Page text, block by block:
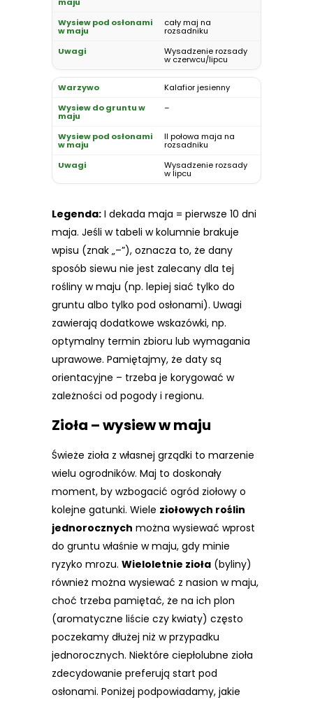
cały maj na
rozsadniku
Wysadzenie rozsady
w czerwcu/lipcu
Kalafior jesienny
–
II połowa maja na
rozsadniku
Wysadzenie rozsady
w lipcu
Legenda: I dekada maja = pierwsze 10 dni
maja. Jeśli w tabeli w kolumnie brakuje
wpisu (znak „–”), oznacza to, że dany
sposób siewu nie jest zalecany dla tej
rośliny w maju (np. lepiej siać tylko do
gruntu albo tylko pod osłonami). Uwagi
zawierają dodatkowe wskazówki, np.
optymalny termin zbioru lub wymagania
uprawowe. Pamiętajmy, że daty są
orientacyjne – trzeba je korygować w
zależności od pogody i regionu.
Zioła – wysiew w maju
Świeże zioła z własnej grządki to marzenie
wielu ogrodników. Maj to doskonały
moment, by wzbogacić ogród ziołowy o
kolejne gatunki. Wiele ziołowych roślin
jednorocznych można wysiewać wprost
do gruntu właśnie w maju, gdy minie
ryzyko mrozu. Wieloletnie zioła (byliny)
również można wysiewać z nasion w maju,
choć trzeba pamiętać, że na ich plon
(aromatyczne liście czy kwiaty) często
poczekamy dłużej niż w przypadku
jednorocznych. Niektóre ciepłolubne zioła
zdecydowanie preferują start pod
osłonami. Poniżej podpowiadamy, jakie